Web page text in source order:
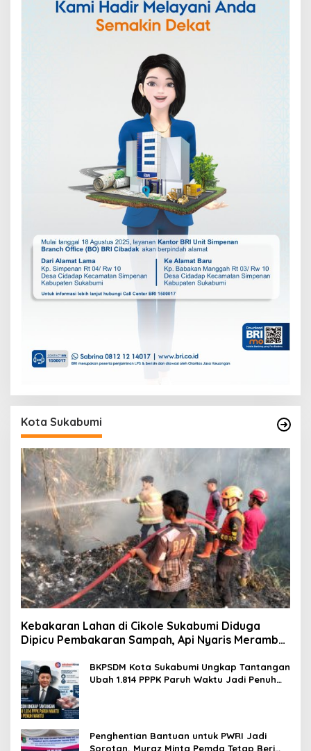
Kota Sukabumi
Kebakaran Lahan di Cikole Sukabumi Diduga
Dipicu Pembakaran Sampah, Api Nyaris Merambat
BKPSDM Kota Sukabumi Ungkap Tantangan
Ubah 1.814 PPPK Paruh Waktu Jadi Penuh
Penghentian Bantuan untuk PWRI Jadi
Sorotan, Muraz Minta Pemda Tetap Beri